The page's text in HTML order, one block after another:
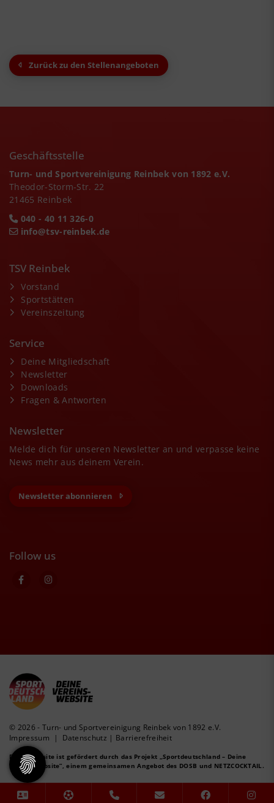
Zurück zu den Stellenangeboten
Geschäftsstelle
Turn- und Sportvereinigung Reinbek von 1892 e.V.
Theodor-Storm-Str. 22
21465 Reinbek
040 - 40 11 326-0
info@tsv-reinbek.de
TSV Reinbek
Vorstand
Sportstätten
Vereinszeitung
Service
Deine Mitgliedschaft
Newsletter
Downloads
Fragen & Antworten
Newsletter
Melde dich für unseren Newsletter an und verpasse keine
News mehr aus deinem Verein.
Newsletter abonnieren
Follow us
© 2026 - Turn- und Sportvereinigung Reinbek von 1892 e.V.
Impressum | Datenschutz | Barrierefreiheit
Diese Website ist gefördert durch das Projekt „Sportdeutschland – Deine
Vereinswebsite”, einem gemeinsamen Angebot des DOSB und NETZCOCKTAIL.